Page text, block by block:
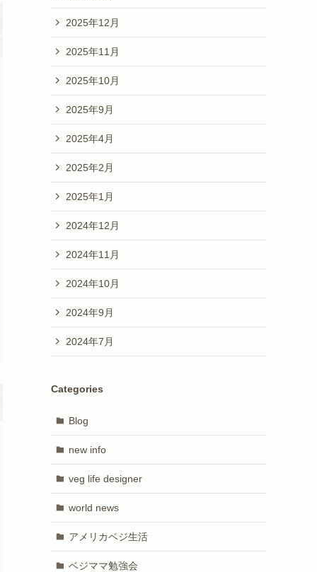
2025年12月
2025年11月
2025年10月
2025年9月
2025年4月
2025年2月
2025年1月
2024年12月
2024年11月
2024年10月
2024年9月
2024年7月
Categories
Blog
new info
veg life designer
world news
アメリカベジ生活
ベジママ勉強会